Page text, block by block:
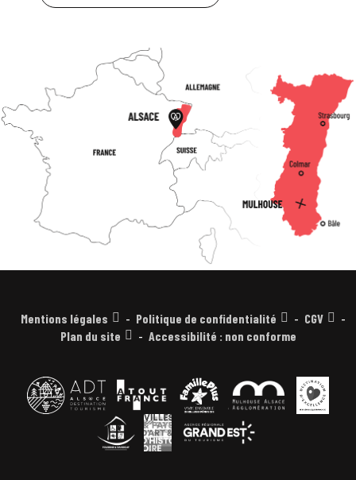
Mentions légales Politique de confidentialité
CGV
Plan du site
Accessibilité : non conforme